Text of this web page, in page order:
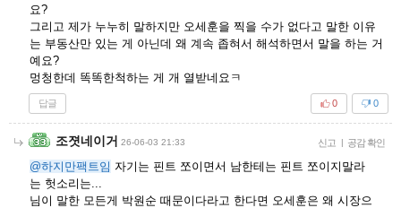
요?
그리고 제가 누누히 말하지만 오세훈을 찍을 수가 없다고 말한 이유
는 부동산만 있는 게 아닌데 왜 계속 좁혀서 해석하면서 말을 하는 거
예요?
멍청한데 똑똑한척하는 게 개 열받네요ㅋ
답글 0
0
조졋네이거 26-06-03 21:33 신고 | 공감 확인
@하지만팩트임 자기는 핀트 쪼이면서 남한테는 핀트 쪼이지말라
는 헛소리는...
님이 말한 모든게 박원순 때문이다라고 한다면 오세훈은 왜 시장으